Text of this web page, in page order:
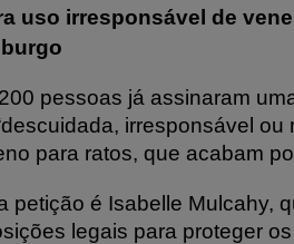
uso irresponsável de
pessoas já assinaram
irresponsável
para ratos, que acabam
petição é Isabelle Mulcahy,
legais para proteger